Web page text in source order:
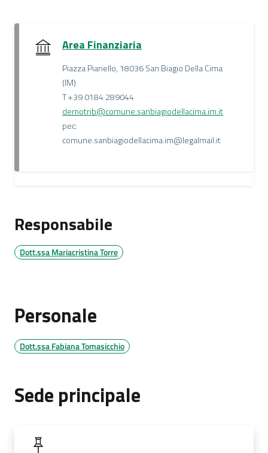
Area Finanziaria
Piazza Pianello, 18036 San Biagio Della Cima
(IM)
T +39 0184 289044
demotrib@comune.sanbiagiodellacima.im.it
pec:
comune.sanbiagiodellacima.im@legalmail.it
Responsabile
Dott.ssa Mariacristina Torre
Personale
Dott.ssa Fabiana Tomasicchio
Sede principale